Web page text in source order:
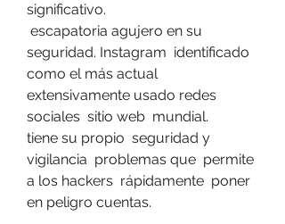
significativo.
seguridad. Instagram  identificado
como el más actual
extensivamente usado redes
sociales  sitio web  mundial.
tiene su propio  seguridad y
vigilancia  problemas que  permite
a los hackers  rápidamente  poner
en peligro cuentas.